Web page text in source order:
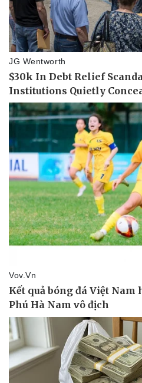
Kinh tế
Bất động sản
Khởi nghiệp